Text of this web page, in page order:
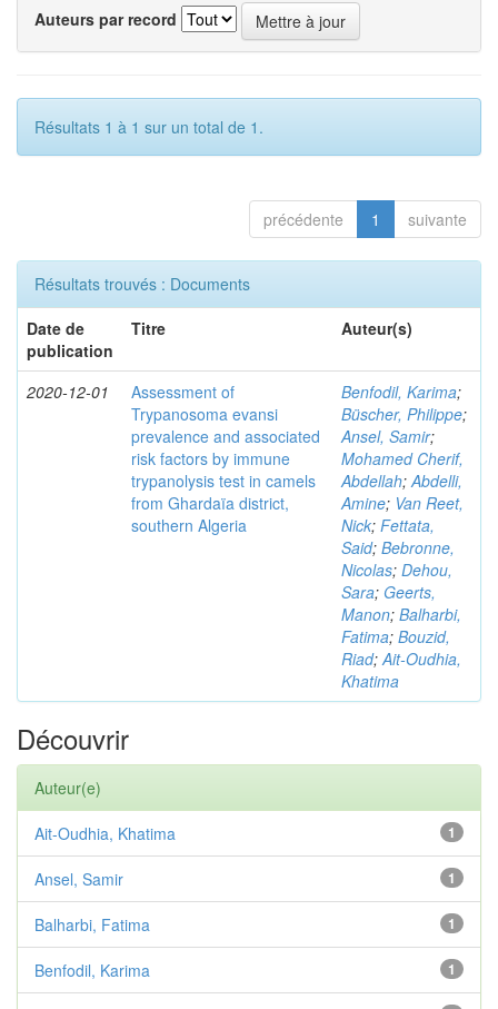
Auteurs par record
Résultats 1 à 1 sur un total de 1.
précédente 1 suivante
Résultats trouvés : Documents
Date de
publication
Titre Auteur(s)
2020-12-01
Assessment of
Trypanosoma evansi
prevalence and associated
risk factors by immune
trypanolysis test in camels
from Ghardaïa district,
southern Algeria
Benfodil, Karima;
Büscher, Philippe;
Ansel, Samir;
Mohamed Cherif,
Abdellah;Abdelli,
Amine; Van Reet,
Nick; Fettata,
Said; Bebronne,
Nicolas; Dehou,
Sara; Geerts,
Manon; Balharbi,
Fatima; Bouzid,
Riad;Ait-Oudhia,
Khatima
Découvrir
Auteur(e)
1
Ait-Oudhia, Khatima
1
Ansel, Samir
1
Balharbi, Fatima
1
Benfodil, Karima